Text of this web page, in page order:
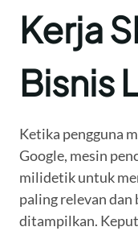
Kerja
Bisnis
Ketika pengguna
Google, mesin
milidetik untuk
paling relevan
ditampilkan.